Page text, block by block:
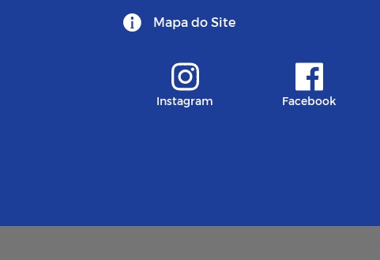
Mapa do Site
Instagram Facebook